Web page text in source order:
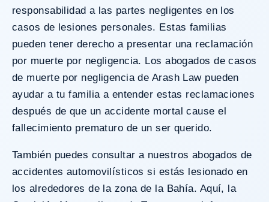
responsabilidad a las partes negligentes en los
casos de lesiones personales. Estas familias
pueden tener derecho a presentar una reclamación
por muerte por negligencia. Los abogados de casos
de muerte por negligencia de Arash Law pueden
ayudar a tu familia a entender estas reclamaciones
después de que un accidente mortal cause el
fallecimiento prematuro de un ser querido.
También puedes consultar a nuestros abogados de
accidentes automovilísticos si estás lesionado en
los alrededores de la zona de la Bahía. Aquí, la